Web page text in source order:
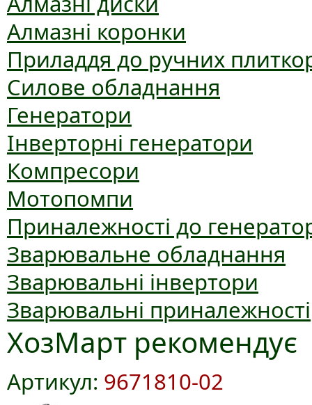
Алмазні коронки
Приладдя до ручних
Силове обладнання
Генератори
Інверторні генератори
Компресори
Мотопомпи
Приналежності до
Зварювальне обладнання
Зварювальні інвертори
Зварювальні приналежності
ХозМарт рекомендує
Артикул: 9671810-02